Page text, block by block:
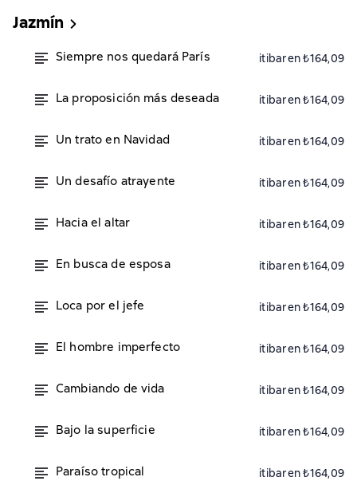
Jazmín
Siempre nos quedará París itibaren ₺164,09
La proposición más deseada itibaren ₺164,09
Un trato en Navidad itibaren ₺164,09
Un desafío atrayente itibaren ₺164,09
Hacia el altar itibaren ₺164,09
En busca de esposa itibaren ₺164,09
Loca por el jefe itibaren ₺164,09
El hombre imperfecto itibaren ₺164,09
Cambiando de vida itibaren ₺164,09
Bajo la superficie itibaren ₺164,09
Paraíso tropical itibaren ₺164,09